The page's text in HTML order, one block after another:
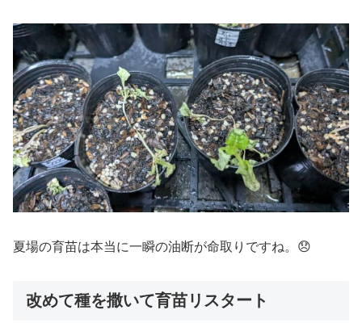
夏場の育苗は本当に一瞬の油断が命取りですね。😞
改めて種を撒いて育苗リスタート